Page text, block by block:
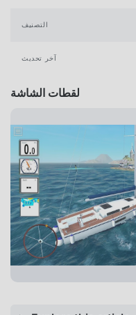
التصنيف
آخر تحديث
لقطات الشاشة